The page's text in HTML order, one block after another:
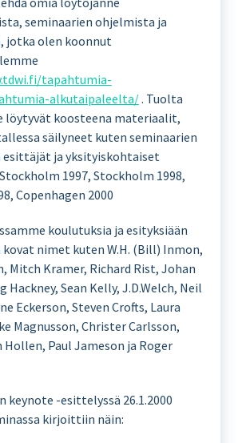
seminaarien ohjelmista ja
jotka olen koonnut
tapahtumia-
alkutaipaleelta/. Tuolta
löytyvät koosteena materiaalit,
säilyneet kuten seminaarien
ja yksityiskohtaiset
1997, Stockholm 1998,
Copenhagen 2000
koulutuksia ja esityksiään
nimet kuten W.H. (Bill) Inmon,
Mitch Kramer, Richard Rist, Johan
Hackney, Sean Kelly, J.D.Welch, Neil
Eckerson, Steven Crofts, Laura
Magnusson, Christer Carlsson,
Hollen, Paul Jameson ja Roger
keynote -esittelyssä 26.1.2000
kirjoittiin näin: